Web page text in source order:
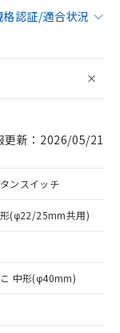
格認証/適合状況
更新：2026/05/21
ンスイッチ
(φ22/25mm共用)
中形(φ40mm)